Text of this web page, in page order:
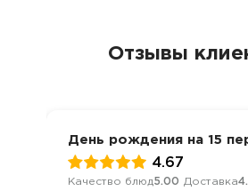
Отзывы
День рождения на 15
4.67
Качество блюд5.00 Доставка